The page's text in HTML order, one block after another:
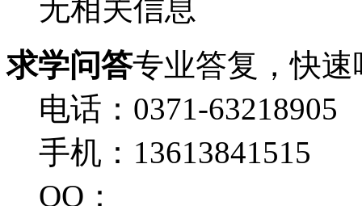
无相关信息
求学问答专业答复，快速
电话：0371-63218905
手机：13613841515
QQ：